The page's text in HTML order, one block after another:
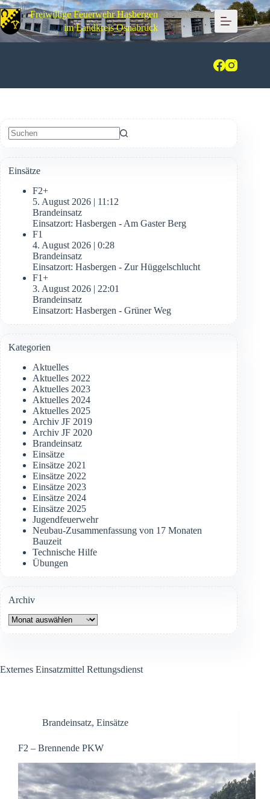
Zum
Inhalt
springen
Freiwillige Feuerwehr Hasbergen
im Landkreis Osnabrück
Externes Einsatzmittel Rettungsdienst
Brandeinsatz, Einsätze
F2 – Brennende PKW
Einsätze
F2+
5. August 2026 | 11:12
Brandeinsatz
Einsatzort: Hasbergen - Am Gaster Berg
F1
4. August 2026 | 0:28
Brandeinsatz
Einsatzort: Hasbergen - Zur Hüggelschlucht
F1+
3. August 2026 | 22:01
Brandeinsatz
Einsatzort: Hasbergen - Grüner Weg
Kategorien
Aktuelles
Aktuelles 2022
Aktuelles 2023
Aktuelles 2024
Aktuelles 2025
Archiv JF 2019
Archiv JF 2020
Brandeinsatz
Einsätze
Einsätze 2021
Einsätze 2022
Einsätze 2023
Einsätze 2024
Einsätze 2025
Jugendfeuerwehr
Neubau-Zusammenfassung von 17 Monaten
Bauzeit
Technische Hilfe
Übungen
Archiv
Archiv